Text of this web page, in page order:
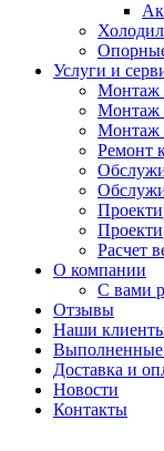
Услуги и
Монтаж
Монтаж
Монтаж
Ремонт
Расчет
О компании
С вами
Отзывы
Наши
Выполненные
Доставка и
Новости
Контакты